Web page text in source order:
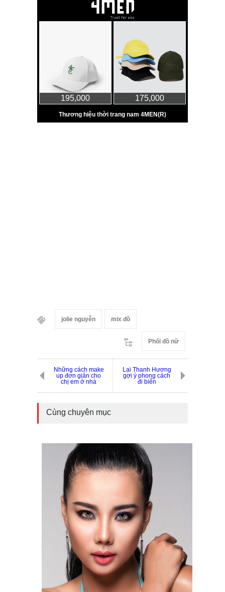
jolie nguyễn mix đồ
Phối đồ nữ
Những cách make
up đơn giản cho
chị em ở nhà
Lại Thanh Hương
gợi ý phong cách
đi biển
Cùng chuyên mục